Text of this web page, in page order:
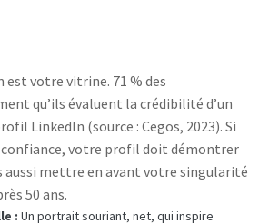
votre vitrine. 71 % des
qu’ils évaluent la crédibilité d’un
LinkedIn (source : Cegos, 2023). Si
confiance, votre profil doit démontrer
aussi mettre en avant votre singularité
50 ans.
: Un portrait souriant, net, qui inspire